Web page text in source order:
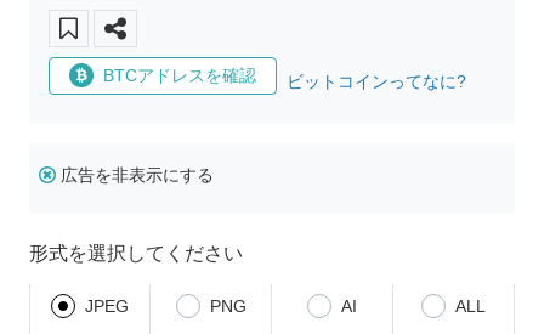
BTCアドレスを確認 ビットコインってなに?
広告を非表示にする
形式を選択してください
JPEG PNG AI ALL